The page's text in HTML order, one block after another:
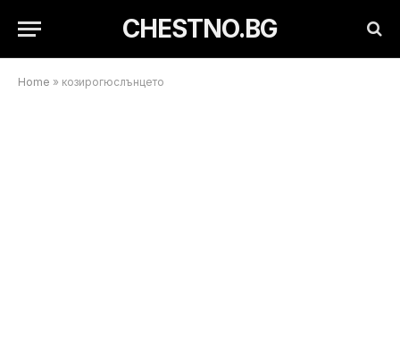
CHESTNO.BG
Home » козирогюслънцето